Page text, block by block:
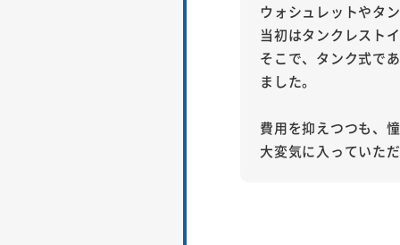
ウォシュレットやタ
当初はタンクレスト
そこで、タンク式で
ました。
費用を抑えつつも、
大変気に入っていた